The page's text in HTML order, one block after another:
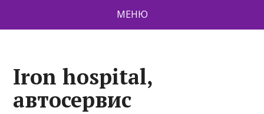
МЕНЮ
Iron hospital,
автосервис